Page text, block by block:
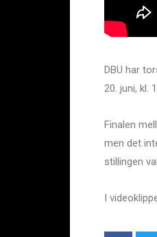
DBU har
20. juni, kl.
Finalen
men det
stillingen
I